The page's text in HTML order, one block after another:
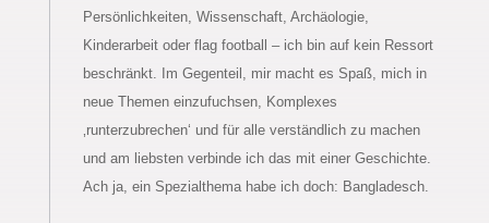
Persönlichkeiten, Wissenschaft, Archäologie,
Kinderarbeit oder flag football – ich bin auf kein Ressort
beschränkt. Im Gegenteil, mir macht es Spaß, mich in
neue Themen einzufuchsen, Komplexes
‚runterzubrechen‘ und für alle verständlich zu machen
und am liebsten verbinde ich das mit einer Geschichte.
Ach ja, ein Spezialthema habe ich doch: Bangladesch.